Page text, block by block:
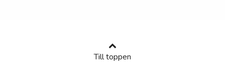
Till toppen